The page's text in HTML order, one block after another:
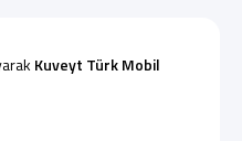
Kuveyt Türk Mobil